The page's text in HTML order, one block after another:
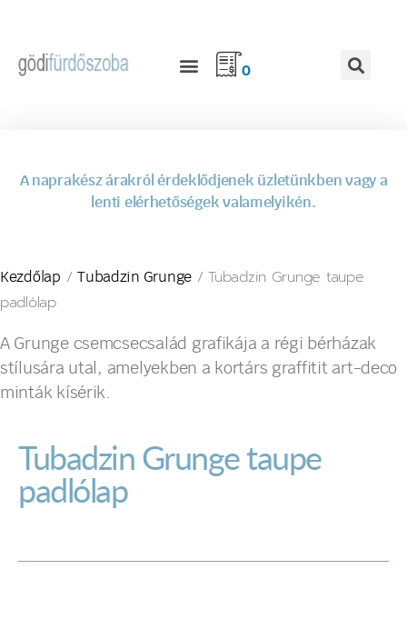
0
A naprakész árakról érdeklődjenek üzletünkben vagy a
lenti elérhetőségek valamelyikén.
Kezdőlap /Tubadzin Grunge / Tubadzin Grunge taupe
padlólap
A Grunge csemcsecsalád grafikája a régi bérházak
stílusára utal, amelyekben a kortárs graffitit art-deco
minták kísérik.
Tubadzin Grunge taupe
padlólap